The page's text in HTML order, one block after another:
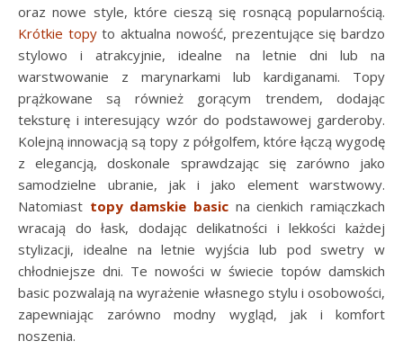
oraz nowe style, które cieszą się rosnącą popularnością.
Krótkie topyto aktualna nowość, prezentujące się bardzo
stylowo i atrakcyjnie, idealne na letnie dni lub na
warstwowanie z marynarkami lub kardiganami. Topy
prążkowane są również gorącym trendem, dodając
teksturę i interesujący wzór do podstawowej garderoby.
Kolejną innowacją są topy z półgolfem, które łączą wygodę
z elegancją, doskonale sprawdzając się zarówno jako
samodzielne ubranie, jak i jako element warstwowy.
Natomiast topy damskie basic na cienkich ramiączkach
wracają do łask, dodając delikatności i lekkości każdej
stylizacji, idealne na letnie wyjścia lub pod swetry w
chłodniejsze dni. Te nowości w świecie topów damskich
basic pozwalają na wyrażenie własnego stylu i osobowości,
zapewniając zarówno modny wygląd, jak i komfort
noszenia.